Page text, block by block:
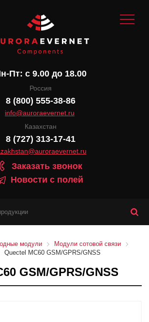
Пт: с 9.00 до 18.00
Россия
8 (800) 555-38-86
info@auroraevernet.ru
Казахстан
8 (727) 313-17-41
Заказать звонок
Новости с полей
модули
Модули сотовой связи
Quectel MC60 GSM/GPRS/GNSS
GSM/GPRS/GNSS